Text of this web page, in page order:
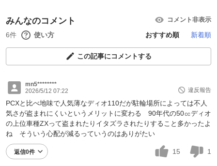
みんなのコメント コメント非表示
6件 使い方 おすすめ順 新着順
この記事にコメントする
mn5********
2026/5/12 07:22
違反報告
PCXと比べ地味で人気薄なディオ110だが駐輪場所によっては不人
気さが盗まれにくいというメリットに変わる 90年代の50㏄ディオ
の上位車種ZXって盗まれたりイタズラされたりすること多かったよ
ね そういう心配が減るっていうのはありがたい
返信0件 15 1